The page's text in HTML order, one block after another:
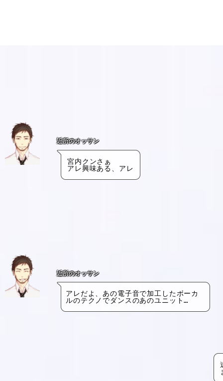
近所のオッサン
宮内クンさぁ
アレ興味ある、アレ
近所のオッサン
アレだよ、あの電子音で加工したボーカ
ルのテクノでダンスのあのユニット…